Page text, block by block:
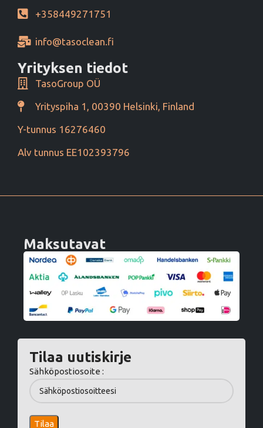
+358449271751
info@tasoclean.fi
Yrityksen tiedot
TasoGroup OÜ
Yrityspiha 1, 00390 Helsinki, Finland
Y-tunnus 16276460
Alv tunnus EE102393796
Maksutavat
Tilaa uutiskirje
Sähköpostiosoite :